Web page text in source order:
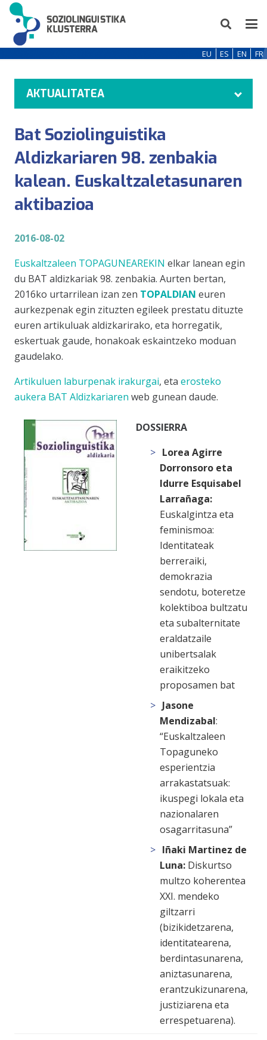
EU ES EN FR
AKTUALITATEA
Bat Soziolinguistika
Aldizkariaren 98. zenbakia
kalean. Euskaltzaletasunaren
aktibazioa
2016-08-02
Euskaltzaleen TOPAGUNEAREKIN elkar lanean egin
du BAT aldizkariak 98. zenbakia. Aurten bertan,
2016ko urtarrilean izan zen TOPALDIAN euren
aurkezpenak egin zituzten egileek prestatu dituzte
euren artikuluak aldizkarirako, eta horregatik,
eskertuak gaude, honakoak eskaintzeko moduan
gaudelako.
Artikuluen laburpenak irakurgai, eta erosteko
aukera BAT Aldizkariaren web gunean daude.
DOSSIERRA
Lorea Agirre
Dorronsoro eta
Idurre Esquisabel
Larrañaga:
Euskalgintza eta
feminismoa:
Identitateak
berreraiki,
demokrazia
sendotu, boteretze
kolektiboa bultzatu
eta subalternitate
eraldatzaile
unibertsalak
eraikitzeko
proposamen bat
Jasone
Mendizabal:
“Euskaltzaleen
Topaguneko
esperientzia
arrakastatsuak:
ikuspegi lokala eta
nazionalaren
osagarritasuna”
Iñaki Martinez de
Luna: Diskurtso
multzo koherentea
XXI. mendeko
giltzarri
(bizikidetzarena,
identitatearena,
berdintasunarena,
aniztasunarena,
erantzukizunarena,
justiziarena eta
errespetuarena).